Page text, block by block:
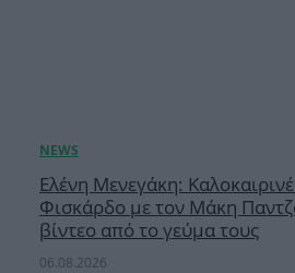
Ελένη Μενεγάκη:
Φισκάρδο με τον Μάκη
βίντεο από το γεύμα τους
06.08.2026